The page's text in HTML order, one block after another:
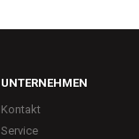
UNTERNEHMEN
Kontakt
Service